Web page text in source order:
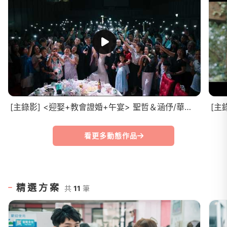
[主錄影] <迎娶+教會證婚+午宴> 聖哲＆涵伃/華麗風采宴會館/精華MV [主
看更多動態作品
精選方案 共 11 筆